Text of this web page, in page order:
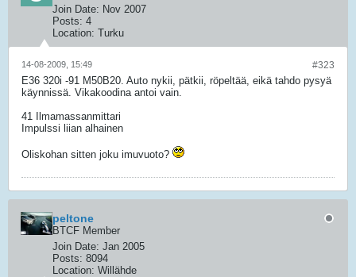
Join Date: Nov 2007
Posts: 4
Location: Turku
#323
14-08-2009, 15:49
E36 320i -91 M50B20. Auto nykii, pätkii, röpeltää, eikä tahdo pysyä
käynnissä. Vikakoodina antoi vain.
41 Ilmamassanmittari
Impulssi liian alhainen
Oliskohan sitten joku imuvuoto?
peltone
BTCF Member
Join Date: Jan 2005
Posts: 8094
Location: Willähde